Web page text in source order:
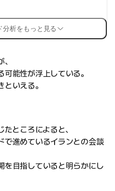
分析をもっと見る
能性が浮上している。
いえる。
ところによると、
で進めているイランとの会談
を目指していると明らかにし